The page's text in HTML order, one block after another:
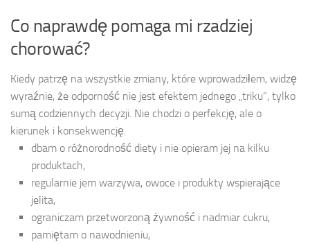
Co naprawdę pomaga mi rzadziej
chorować?
Kiedy patrzę na wszystkie zmiany, które wprowadziłem, widzę
wyraźnie, że odporność nie jest efektem jednego „triku”, tylko
sumą codziennych decyzji. Nie chodzi o perfekcję, ale o
kierunek i konsekwencję.
dbam o różnorodność diety i nie opieram jej na kilku
produktach,
regularnie jem warzywa, owoce i produkty wspierające
jelita,
ograniczam przetworzoną żywność i nadmiar cukru,
pamiętam o nawodnieniu,